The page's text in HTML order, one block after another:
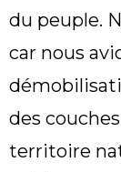
du peuple.
car nous
des
territoire